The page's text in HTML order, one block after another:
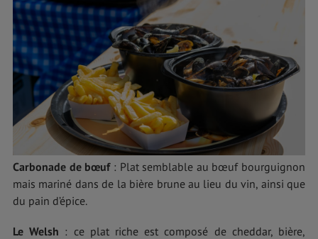
Carbonade de bœuf: Plat semblable au bœuf bourguignon
mais mariné dans de la bière brune au lieu du vin, ainsi que
du pain d’épice.
Le Welsh : ce plat riche est composé de cheddar, bière,